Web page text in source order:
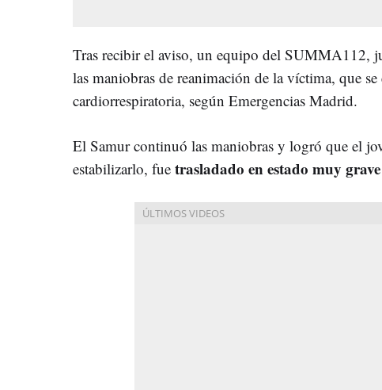
Tras recibir el aviso, un equipo del SUMMA112,
las maniobras de reanimación de la víctima, que se
cardiorrespiratoria, según Emergencias Madrid.
El Samur continuó las maniobras y logró que el
estabilizarlo, fue trasladado en estado muy